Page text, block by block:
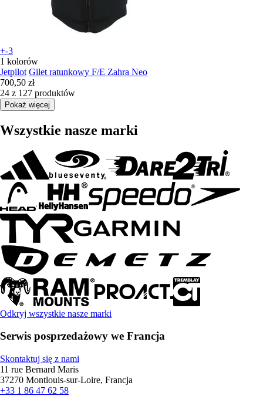
+-3
1 kolorów
Jetpilot Gilet ratunkowy F/E Zahra Neo
700,50 zł
24 z 127 produktów
Pokaż więcej
Wszystkie nasze marki
Odkryj wszystkie nasze marki
Serwis posprzedażowy we Francja
Skontaktuj się z nami
11 rue Bernard Maris
37270 Montlouis-sur-Loire, Francja
+33 1 86 47 62 58